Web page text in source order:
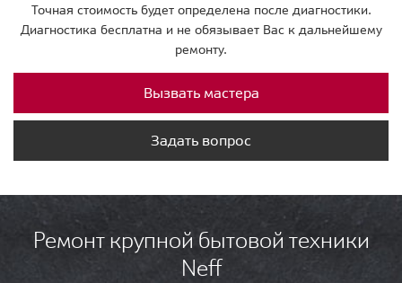
Точная стоимость будет определена после диагностики.
Диагностика бесплатна и не обязывает Вас к дальнейшему
ремонту.
Вызвать мастера
Задать вопрос
Ремонт крупной бытовой техники
Neff